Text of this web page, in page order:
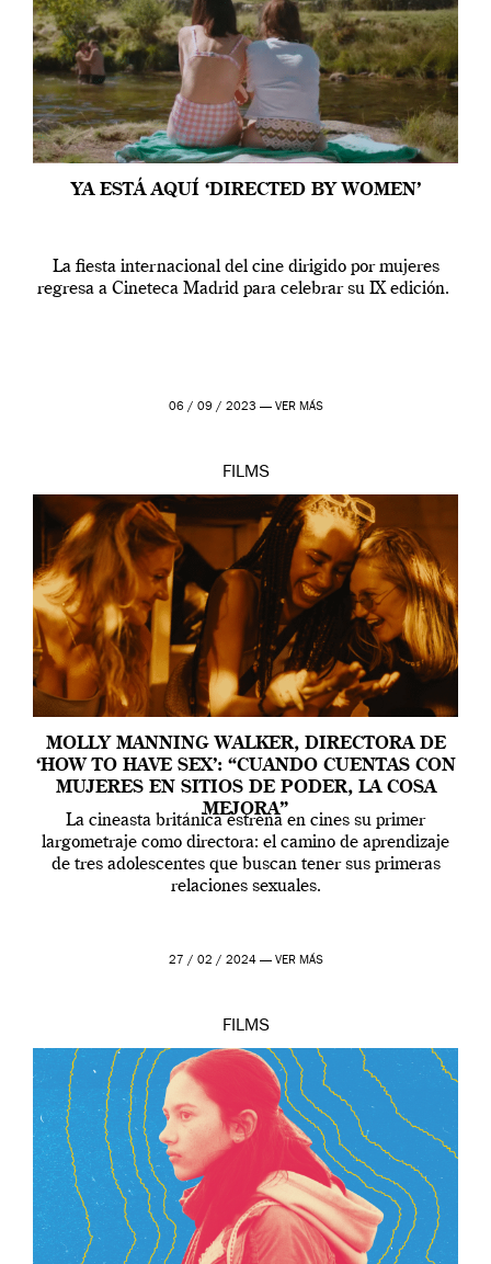
YA ESTÁ AQUÍ ‘DIRECTED BY WOMEN’
La fiesta internacional del cine dirigido por mujeres
regresa a Cineteca Madrid para celebrar su IX edición.
06 / 09 / 2023 — VER MÁS
FILMS
MOLLY MANNING WALKER, DIRECTORA DE
‘HOW TO HAVE SEX’: “CUANDO CUENTAS CON
MUJERES EN SITIOS DE PODER, LA COSA
MEJORA”
La cineasta británica estrena en cines su primer
largometraje como directora: el camino de aprendizaje
de tres adolescentes que buscan tener sus primeras
relaciones sexuales.
27 / 02 / 2024 — VER MÁS
FILMS